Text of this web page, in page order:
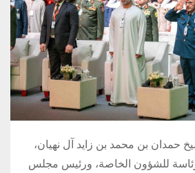
حمدان بن محمد بن زايد آل نهيان،
للشؤون الخاصة، ورئيس مجلس